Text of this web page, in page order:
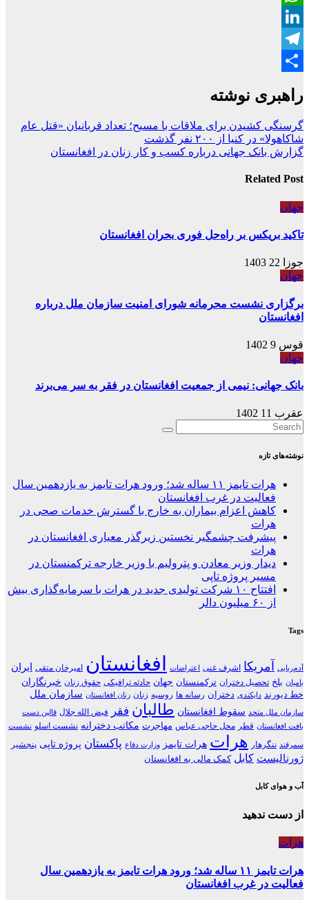
WhatsApp
LinkedIn
Telegram
راهبری نوشته
گرسنگی کشیدن برای ملاقات با مسیح؛ تعداد قربانیان «قتل عام
شاکاهولا» در کنیا از ۲۰۰ نفر گذشت
گزارش بانک جهانی درباره کسب و کار زنان در افغانستان
Related Post
جهان
تاکید بریکس بر راه‌حل فوری بحران افغانستان
جوزا 22 1403
جهان
برگزاری نشست محرمانه شورای امنیت سازمان ملل درباره
افغانستان
قوس 9 1402
جهان
بانک جهانی: نیمی از جمعیت افغانستان در فقر به سر می‌برند
عقرب 11 1402
نوشته‌های تازه
هرات تایمز ۱۱ ساله شد؛ ورود هرات تایمز به یازدهمین سال
فعالیت در غرب افغانستان
کاهش اعزام بیماران به خارج با گسترش خدمات صحی در
هرات
پیشرفت چشمگیر نخستین زیرگذر معیاری افغانستان در
هرات
دیدار وزیر معادن و پترولیم با وزیر خارجه ترکمنستان در
مسیر پروژه تاپی
افتتاح ۱۰ شرکت تولیدی جدید در هرات با سرمایه‌گذاری بیش
از ۶۰ میلیون دالر
Tags
آدم‌ربایی آمریکا اشرف غنی اعتراضات افغانستان امیرخان متقی ایران
بامیان بلخ تحصیل دختران ترکمنستان جهان حادثه ترافیکی حقوق زنان خبرنگاران
خط دیورند دایکندی دختران رسانه ها روسیه زنان زنان افغانستان سازمان ملل
سازمان ملل متحد سقوط افغانستان طالبان فقر فیض الله جلال قالین دست
بافت افغانستان قطر محل حاجی عباس مهاجرت مکاتب دخترانه نشست اسلو نشست
سمرقند ننگرهار هرات هرات تایمز وزارت دفاع پاکستان پروژه تاپی پنجشیر
ژورنالیست کابل کمک مالی به افغانستان
آب و هوای کابل
از دست ندهید
هرات
هرات تایمز ۱۱ ساله شد؛ ورود هرات تایمز به یازدهمین سال
فعالیت در غرب افغانستان